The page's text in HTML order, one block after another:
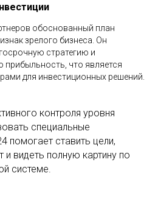
обоснованный план
зрелого бизнеса. Он
стратегию и
прибыльность, что является
для инвестиционных решений.
контроля уровня
специальные
помогает ставить цели,
и видеть полную картину по
системе.